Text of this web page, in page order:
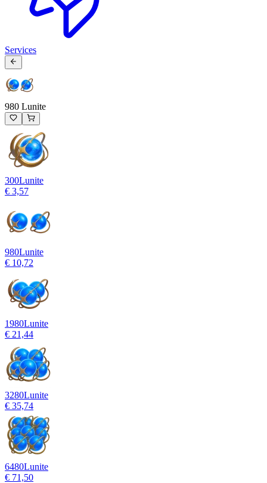
Services
980 Lunite
300Lunite
€ 3,57
980Lunite
€ 10,72
1980Lunite
€ 21,44
3280Lunite
€ 35,74
6480Lunite
€ 71,50